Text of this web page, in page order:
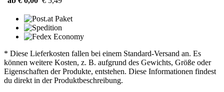
* Diese Lieferkosten fallen bei einem Standard-Versand an. Es
können weitere Kosten, z. B. aufgrund des Gewichts, Größe oder
Eigenschaften der Produkte, entstehen. Diese Informationen findest
du direkt in der Produktbeschreibung.